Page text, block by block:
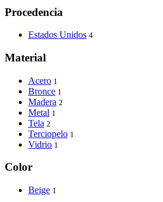
Procedencia
Estados Unidos 4
Material
Acero 1
Bronce 1
Madera 2
Metal 1
Tela 2
Terciopelo 1
Vidrio 1
Color
Beige 1